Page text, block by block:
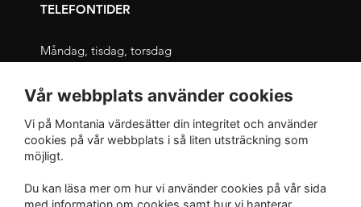
TELEFONTIDER
Måndag, tisdag, torsdag
Onsdag, fredag
09.00 – 12.00 och 13.00 – 16.00
INTEGRITET
Vår webbplats använder cookies
Vi på Montania värdesätter din integritet och använder
cookies på vår webbplats i så liten utsträckning som
möjligt.
Du kan läsa mer om hur vi använder cookies på vår sida
med information om cookies samt hur vi hanterar